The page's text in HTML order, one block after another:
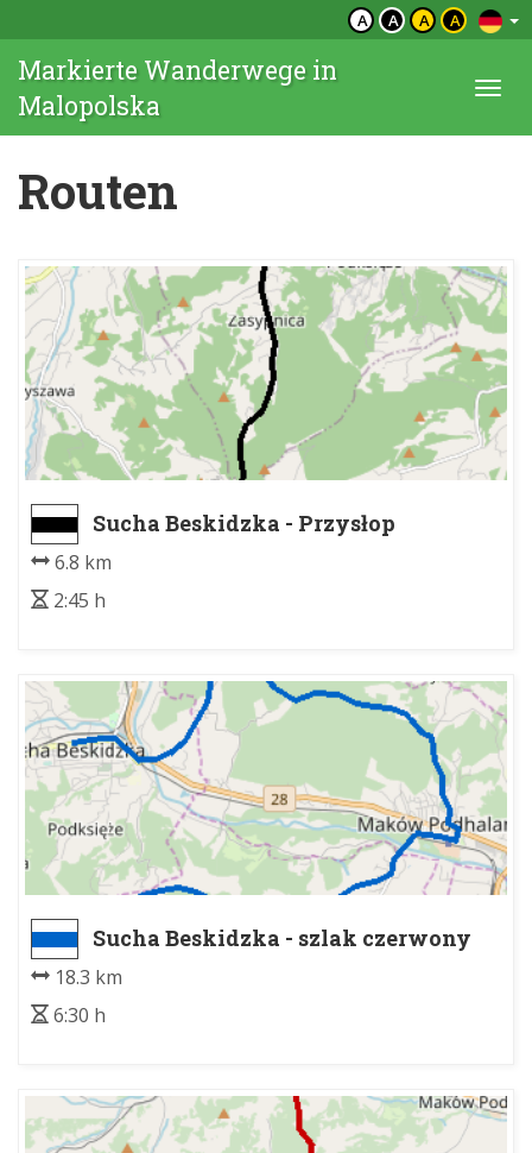
A A A A
Markierte Wanderwege in
Malopolska
Routen
Sucha Beskidzka - Przysłop
6.8 km
2:45 h
Sucha Beskidzka - szlak czerwony
18.3 km
6:30 h